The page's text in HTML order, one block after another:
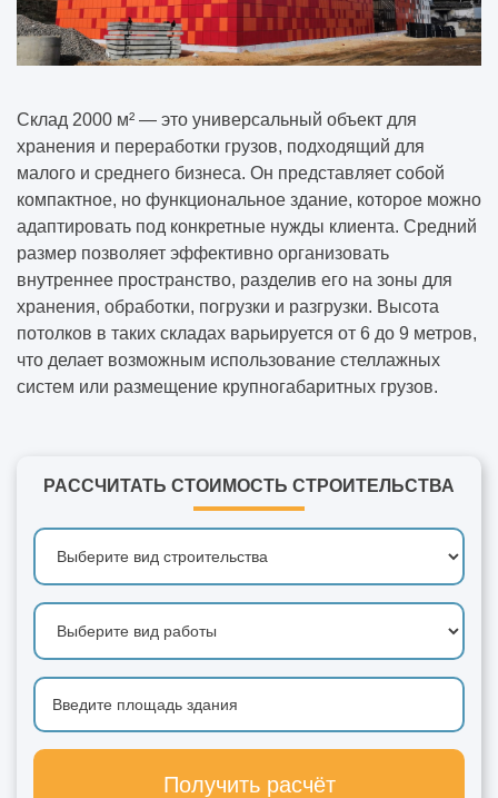
Склад 2000 м² — это универсальный объект для
хранения и переработки грузов, подходящий для
малого и среднего бизнеса. Он представляет собой
компактное, но функциональное здание, которое можно
адаптировать под конкретные нужды клиента. Средний
размер позволяет эффективно организовать
внутреннее пространство, разделив его на зоны для
хранения, обработки, погрузки и разгрузки. Высота
потолков в таких складах варьируется от 6 до 9 метров,
что делает возможным использование стеллажных
систем или размещение крупногабаритных грузов.
РАССЧИТАТЬ СТОИМОСТЬ СТРОИТЕЛЬСТВА
Получить расчёт